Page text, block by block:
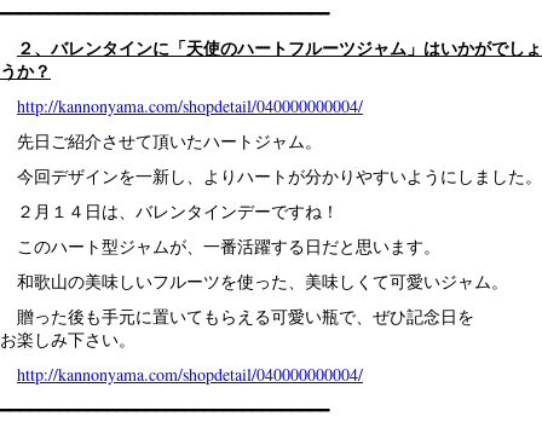
━━━━━━━━━━━━━━━━━━━━━━━━━━━━━━━━━━
２、バレンタインに「天使のハートフルーツジャム」はいかがでしょ
うか？
http://kannonyama.com/shopdetail/040000000004/
先日ご紹介させて頂いたハートジャム。
今回デザインを一新し、よりハートが分かりやすいようにしました。
２月１４日は、バレンタインデーですね！
このハート型ジャムが、一番活躍する日だと思います。
和歌山の美味しいフルーツを使った、美味しくて可愛いジャム。
贈った後も手元に置いてもらえる可愛い瓶で、ぜひ記念日を
お楽しみ下さい。
http://kannonyama.com/shopdetail/040000000004/
━━━━━━━━━━━━━━━━━━━━━━━━━━━━━━━━━━